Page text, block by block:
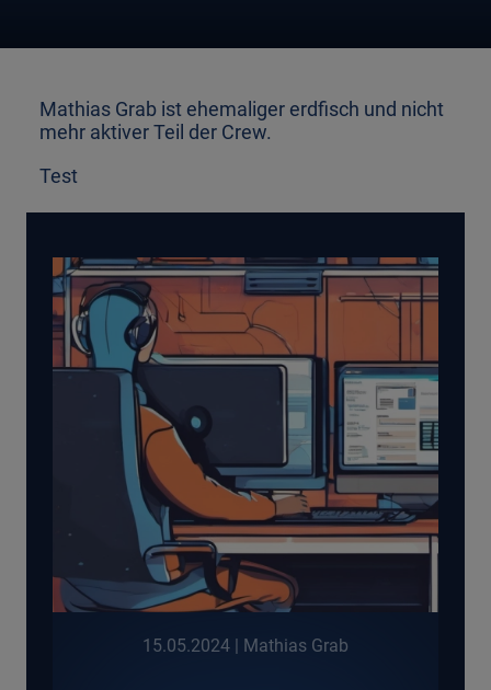
Mathias Grab ist ehemaliger erdfisch und nicht
mehr aktiver Teil der Crew.
Test
15.05.2024 | Mathias Grab